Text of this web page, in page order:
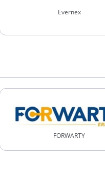
Evernex
FORWARTY